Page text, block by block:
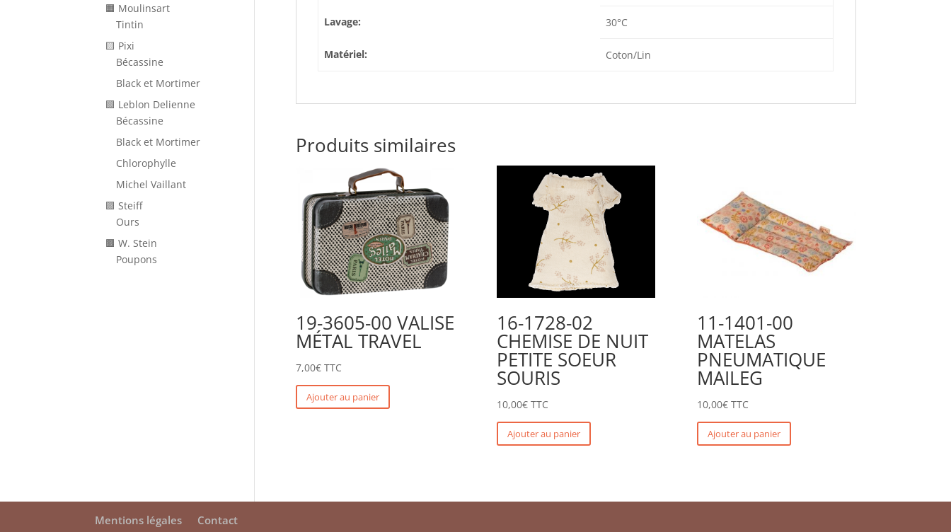
Lavage: 30°C
Matériel: Coton/Lin
Produits similaires
19-3605-00 VALISE
MÉTAL TRAVEL
7,00€ TTC
Ajouter au panier
16-1728-02
CHEMISE DE NUIT
PETITE SOEUR
SOURIS
10,00€ TTC
Ajouter au panier
11-1401-00
MATELAS
PNEUMATIQUE
MAILEG
10,00€ TTC
Ajouter au panier
🟧 Moulinsart
Tintin
🟨 Pixi
Bécassine
Black et Mortimer
🟩 Leblon Delienne
Bécassine
Black et Mortimer
Chlorophylle
Michel Vaillant
🟪 Steiff
Ours
🟫 W. Stein
Poupons
Mentions légales Contact